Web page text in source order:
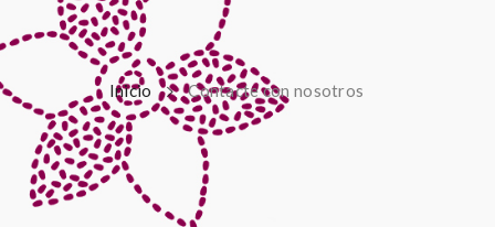
Inicio Contacte con nosotros
Cancel